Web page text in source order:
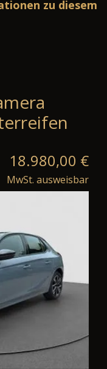
zu diesem
18.980,00 €
MwSt. ausweisbar